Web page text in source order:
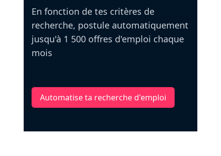
En fonction de tes critères de
recherche, postule automatiquement
jusqu'à 1 500 offres d'emploi chaque
mois
Automatise ta recherche d'emploi